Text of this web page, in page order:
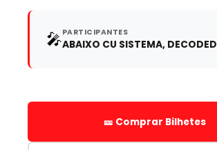
🎤PARTICIPANTES
ABAIXO CU SISTEMA, DECODED
🎫 Comprar Bilhetes